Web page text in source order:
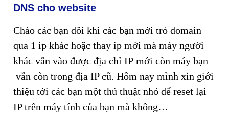
DNS cho website
Chào các bạn đôi khi các bạn mới trỏ domain
qua 1 ip khác hoặc thay ip mới mà máy người
khác vẫn vào được địa chỉ IP mới còn máy bạn
vẫn còn trong địa IP cũ. Hôm nay mình xin giới
thiệu tới các bạn một thủ thuật nhỏ để reset lại
IP trên máy tính của bạn mà không…